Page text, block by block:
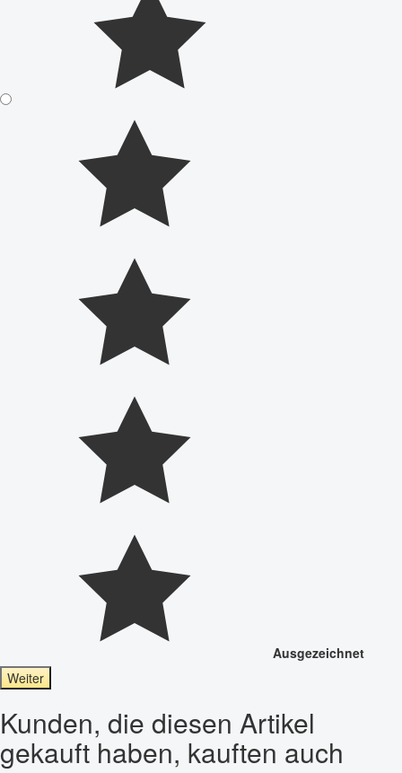
Ausgezeichnet
Weiter
Kunden, die diesen Artikel
gekauft haben, kauften auch